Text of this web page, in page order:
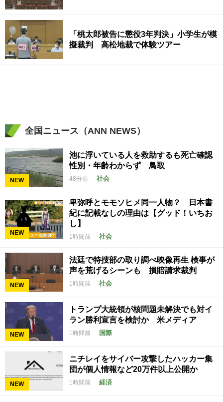
「桃太郎被告に懲役3年判決」小学生が模
擬裁判 高松地裁で体験ツアー
全国ニュース（ANN NEWS）
NEW
池に浮いている人を救助するも死亡確認
性別・年齢わからず 鳥取
48分前 社会
NEW
卑弥呼とモモソヒメ同一人物？ 日本書
紀に記載なしの理由は【グッド！いちお
し】
1時間前 社会
NEW
法廷で特捜部の取り調べ映像再生 検事が
声を荒げるシーンも 損賠請求裁判
1時間前 社会
NEW
トランプ大統領が核問題未解決でも対イ
ラン勝利宣言を検討か 米メディア
1時間前 国際
NEW
ニチレイをサイバー攻撃したハッカー集
団が個人情報など20万件以上公開か
1時間前 経済